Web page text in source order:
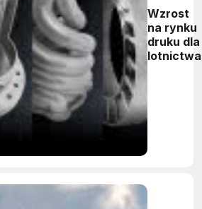
Wzrost
na rynku
druku dla
lotnictwa